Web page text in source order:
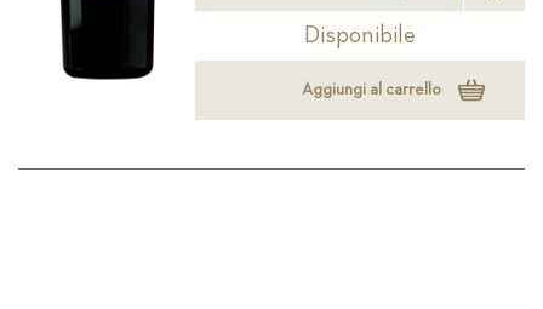
Disponibile
Aggiungi al carrello